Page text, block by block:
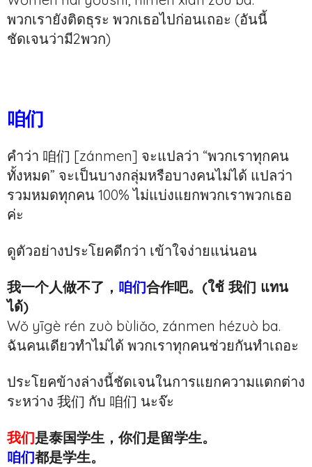
พวกเรายังติดธุระ พวกเธอไปก่อนเถอะ (อันนี้
ชัดเจนว่ามี2พวก)
咱们
คำว่า 咱们 [zánmen] จะแปลว่า “พวกเราทุกคน
ทั้งหมด” จะเป็นบางกลุ่มหรือบางคนไม่ได้ แปลว่า
รวมหมดทุกคน 100% ไม่แบ่งแยกพวกเราพวกเธอ
ค่ะ
ดูตัวอย่างประโยคดีกว่า เข้าใจง่ายแน่นอน
我一个人做不了， 咱们合作吧。(ใช้ 我们 แทน
ได้)
Wǒ yīgè rén zuò bùliǎo, zánmen hézuò ba.
ฉันคนเดียวทำไม่ได้ พวกเราทุกคนช่วยกันทำเถอะ
ประโยคข้างล่างนี้ชัดเจนในการแยกความแตกต่าง
ระหว่าง 我们 กับ 咱们 นะจ๊ะ
我们是泰国学生，你们是留学生。
咱们都是学生。